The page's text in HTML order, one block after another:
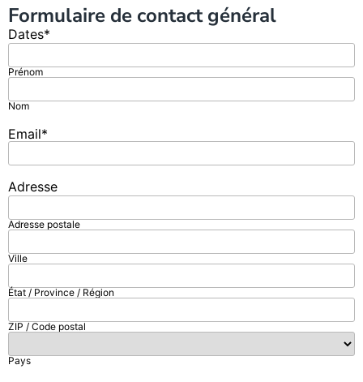
Formulaire de contact général
Dates*
Prénom
Nom
Email*
Adresse
Adresse postale
Ville
État / Province / Région
ZIP / Code postal
Pays